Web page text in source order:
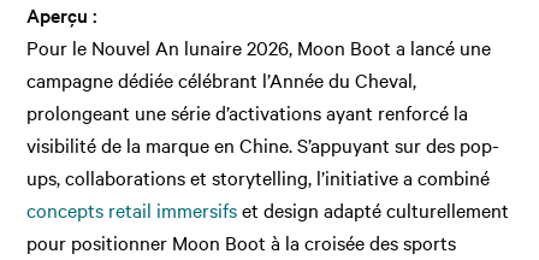
Aperçu :
Pour le Nouvel An lunaire 2026, Moon Boot a lancé une
campagne dédiée célébrant l’Année du Cheval,
prolongeant une série d’activations ayant renforcé la
visibilité de la marque en Chine. S’appuyant sur des pop-
ups, collaborations et storytelling, l’initiative a combiné
concepts retail immersifset design adapté culturellement
pour positionner Moon Boot à la croisée des sports